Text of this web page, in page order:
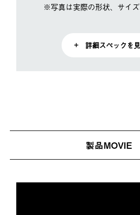
※写真は実際の形状、サイ
+ 詳細スペックを
製品MOVIE